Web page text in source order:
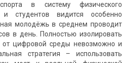
в систему физического
и студентов видится особенно
молодёжь в среднем проводит
в день. Полностью изолировать
цифровой среды невозможно и
стратегия – использовать